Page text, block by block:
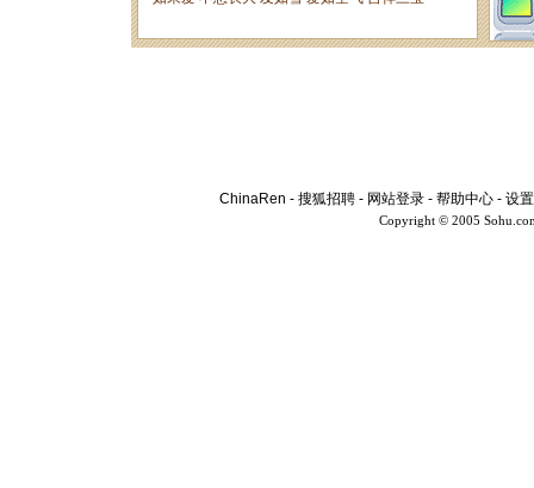
ChinaRen - 搜狐招聘 - 网站登录 - 帮助中心 - 设
Copyright © 2005